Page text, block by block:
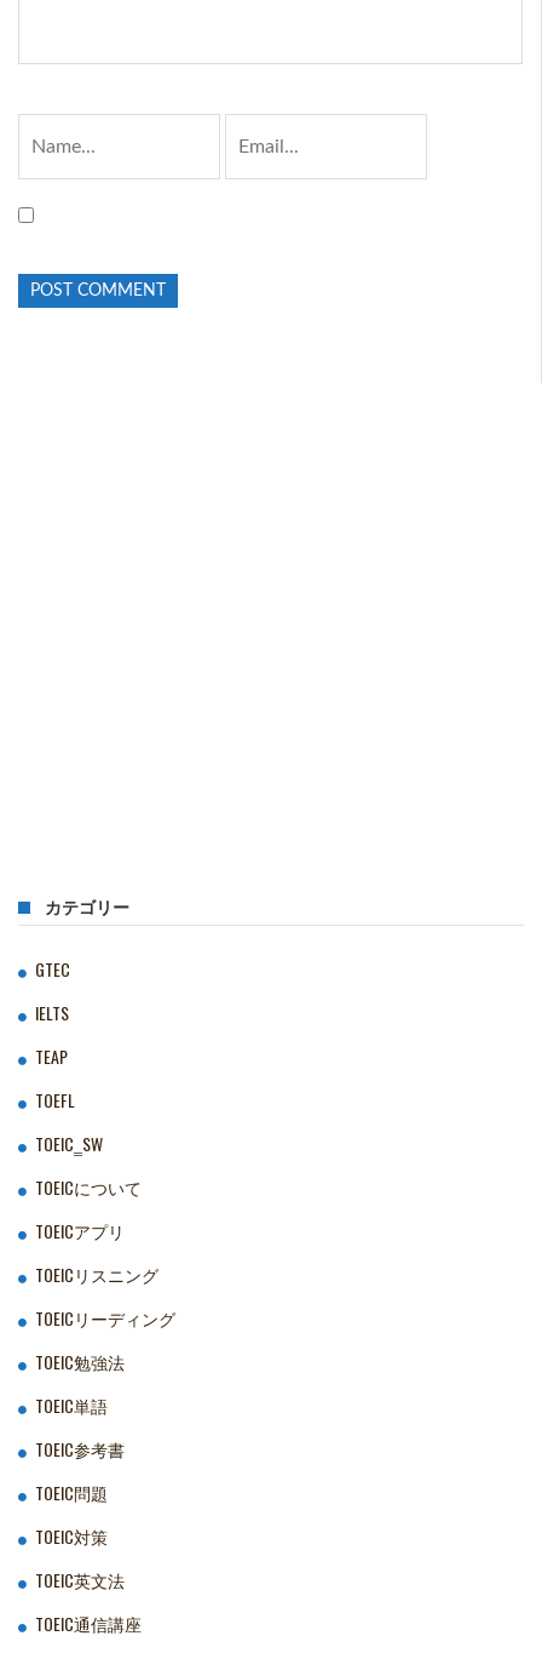
カテゴリー
GTEC
IELTS
TEAP
TOEFL
TOEIC‗SW
TOEICについて
TOEICアプリ
TOEICリスニング
TOEICリーディング
TOEIC勉強法
TOEIC単語
TOEIC参考書
TOEIC問題
TOEIC対策
TOEIC英文法
TOEIC通信講座